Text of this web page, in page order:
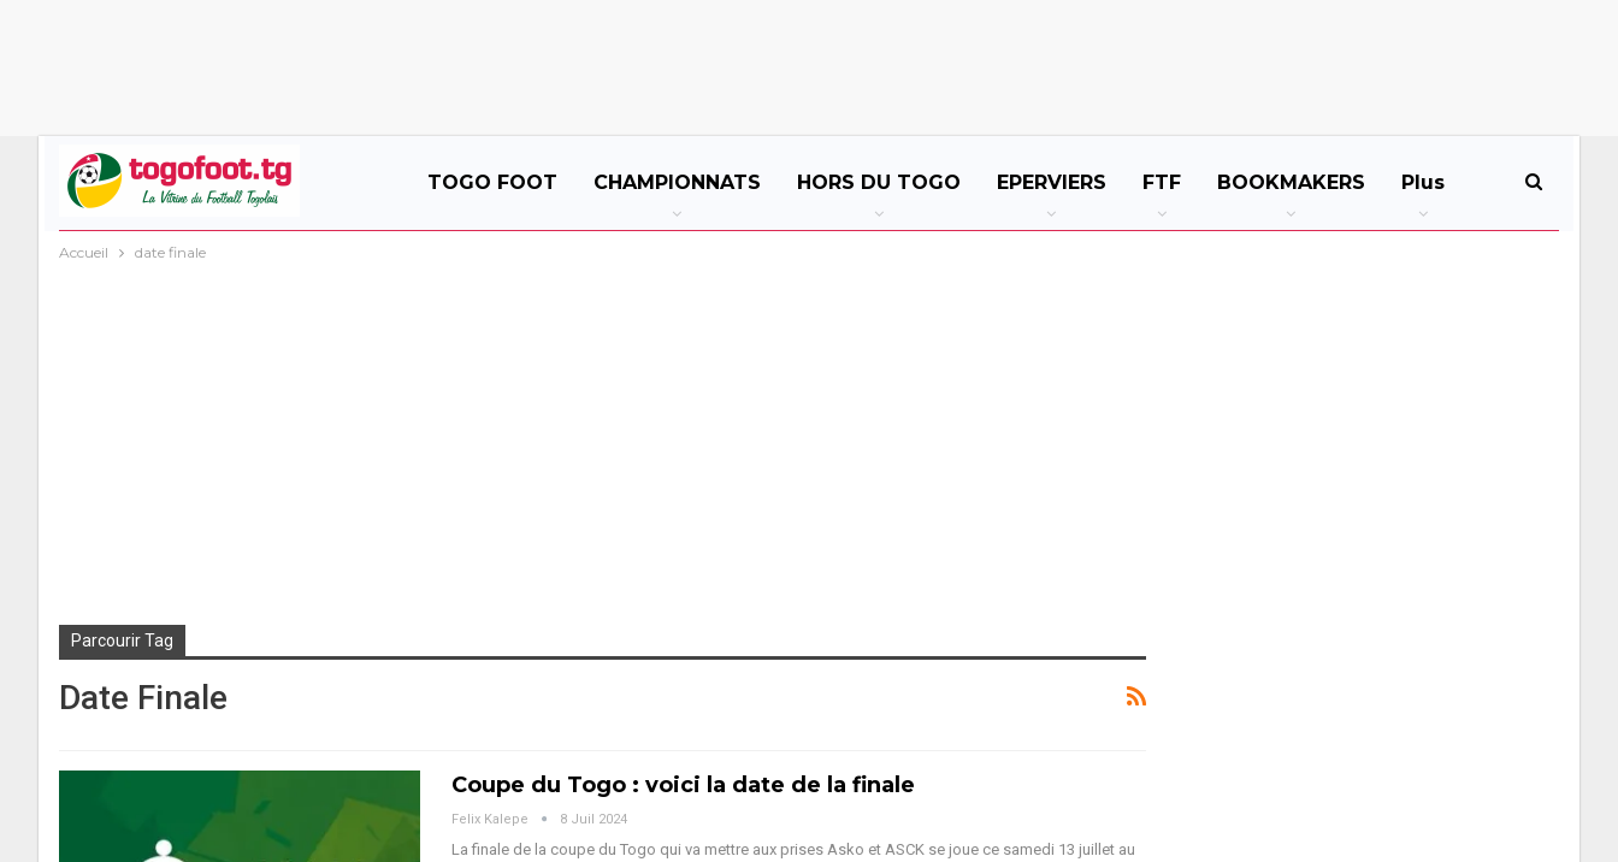
TOGO FOOT CHAMPIONNATS HORS DU TOGO EPERVIERS FTF BOOKMAKERS Plus
Accueil date finale
Parcourir Tag
Date Finale
Coupe du Togo : voici la date de la finale
Felix Kalepe 8 Juil 2024
La finale de la coupe du Togo qui va mettre aux prises Asko et ASCK se joue ce samedi 13 juillet au